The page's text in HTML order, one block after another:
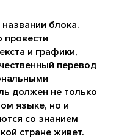
блока.
провести
и графики,
перевод
должен не только
языке, но и
со знанием
стране живет.